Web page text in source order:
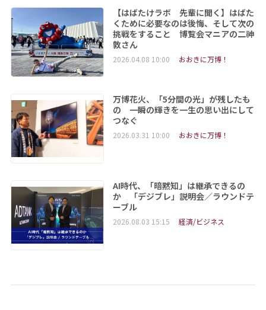
【はばたけラボ 先輩に聞く】はばた
くために必要なのは後悔、そして次の
挑戦をすること 博覧会マニアの二神︀
敦さん
2026.04.08 10:00 おおきに万博！
万博花火、「5分間の光」が残したも
の 一瞬の輝きを一生の思い出にして
つなぐ
2026.03.31 10:00 おおきに万博！
AI時代、「暗黙知」は継承できるの
か 「デジブレ」説明会／ラウンドテ
ーブル
2026.08.03 15:15 経済/ビジネス